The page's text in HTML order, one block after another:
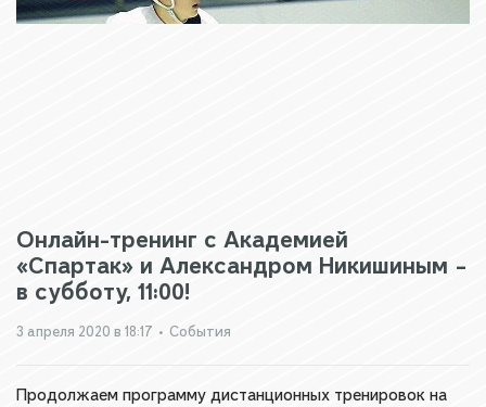
Онлайн-тренинг с Академией
«Спартак» и Александром Никишиным –
в субботу, 11:00!
3 апреля 2020 в 18:17 • События
Продолжаем программу дистанционных тренировок на